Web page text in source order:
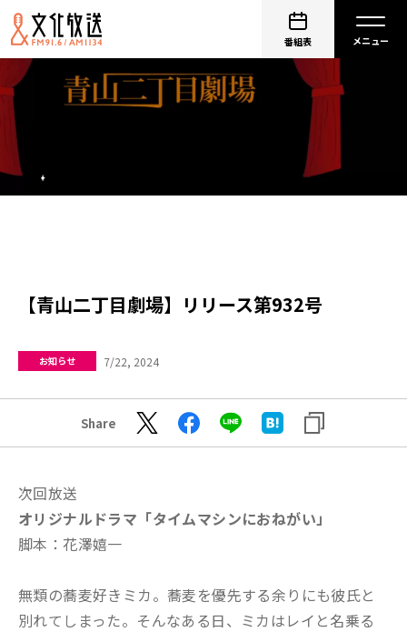
番組表
【青山二丁目劇場】リリース第932号
お知らせ 7/22, 2024
Share
次回放送
オリジナルドラマ「タイムマシンにおねがい」
脚本：花澤嬉一
無類の蕎麦好きミカ。蕎麦を優先する余りにも彼氏と
別れてしまった。そんなある日、ミカはレイと名乗る